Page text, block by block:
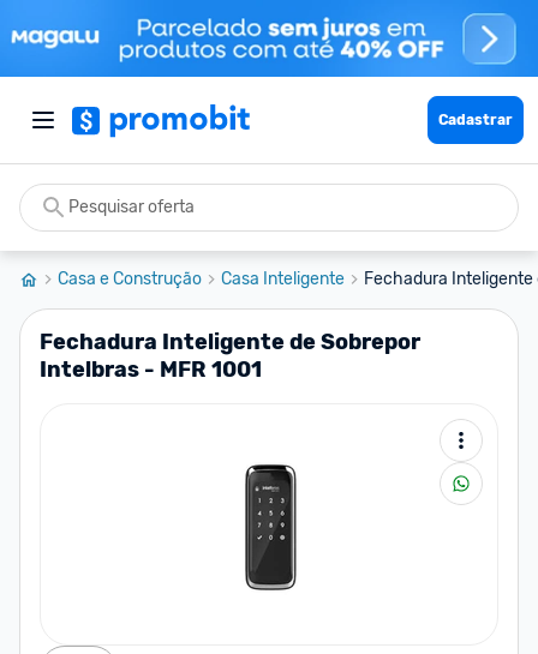
Cadastrar
Casa e Construção Casa Inteligente Fechadura
Fechadura Inteligente de Sobrepor
Intelbras - MFR 1001